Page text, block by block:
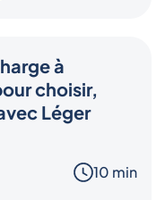
à
choisir,
Léger
10 min